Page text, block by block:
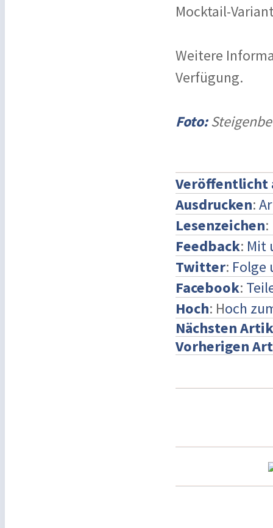
Mocktail-
Weitere
Verfügung.
Foto:
Veröffentlicht
Ausdrucken:
Lesenzeichen:
Feedback: Mit
Twitter: Folge
Facebook:
Hoch: Hoch
Nächsten
Vorherigen